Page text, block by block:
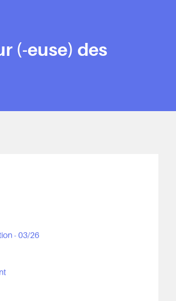
(-euse) des
- 03/26